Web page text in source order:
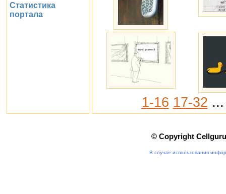
Статистика
портала
1-16 17-32 ...
© Copyright
В случае использования